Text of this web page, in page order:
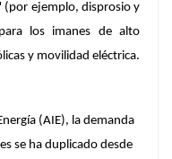
(por ejemplo, disprosio y
los imanes de alto
y movilidad eléctrica.
(AIE), la demanda
se ha duplicado desde